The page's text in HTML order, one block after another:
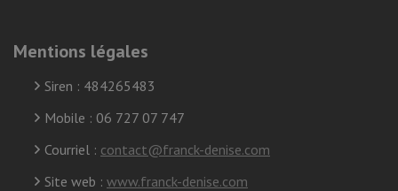
Mentions légales
Siren : 484265483
Mobile : 06 727 07 747
Courriel : contact@franck-denise.com
Site web : www.franck-denise.com